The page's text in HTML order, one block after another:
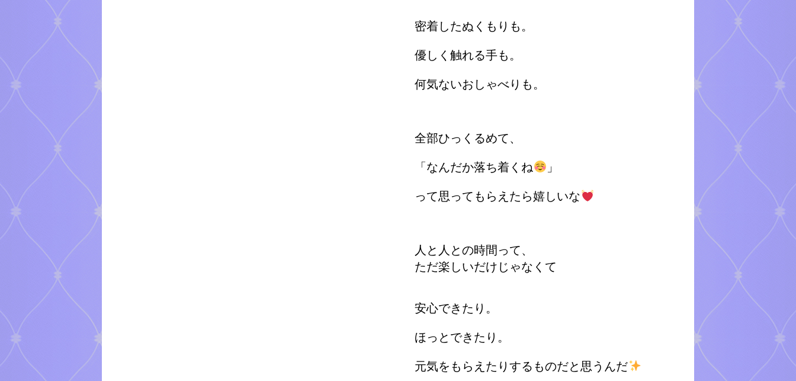
密着したぬくもりも。
優しく触れる手も。
何気ないおしゃべりも。
全部ひっくるめて、
「なんだか落ち着くね 」
って思ってもらえたら嬉しいな
人と人との時間って、
ただ楽しいだけじゃなくて
安心できたり。
ほっとできたり。
元気をもらえたりするものだと思うんだ